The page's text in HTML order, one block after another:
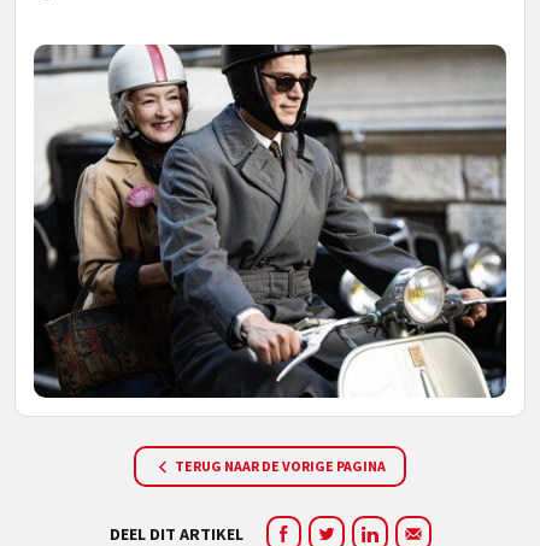
TERUG NAAR DE VORIGE PAGINA
DEEL DIT ARTIKEL